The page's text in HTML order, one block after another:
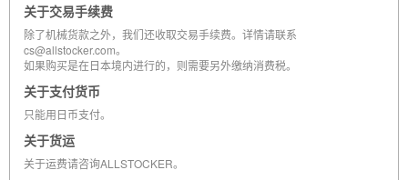
关于交易手续费
除了机械货款之外，我们还收取交易手续费。详情请联系
cs@allstocker.com。
如果购买是在日本境内进行的，则需要另外缴纳消费税。
关于支付货币
只能用日币支付。
关于货运
关于运费请咨询ALLSTOCKER。